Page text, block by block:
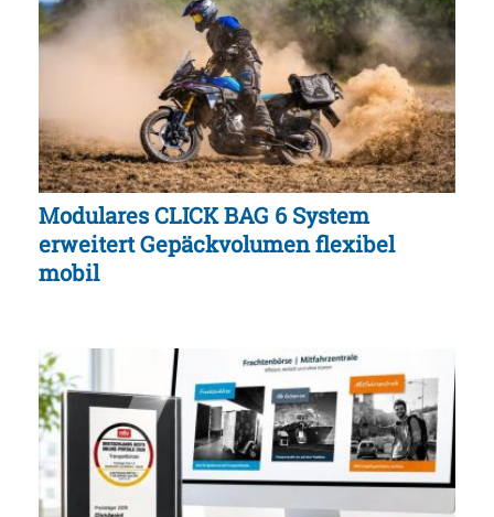
Modulares CLICK BAG 6 System
erweitert Gepäckvolumen flexibel
mobil